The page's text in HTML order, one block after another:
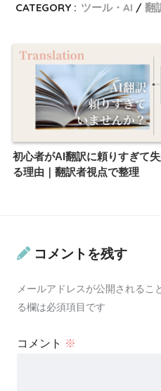
CATEGORY : ツール・AI 翻
初心者がAI翻訳に頼りすぎて
る理由｜翻訳者視点で整理
コメントを残す
メールアドレスが公開されるこ
る欄は必須項目です
コメント ※